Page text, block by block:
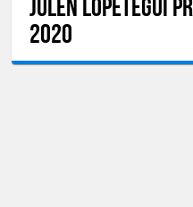
Julen Lopetegui
2020